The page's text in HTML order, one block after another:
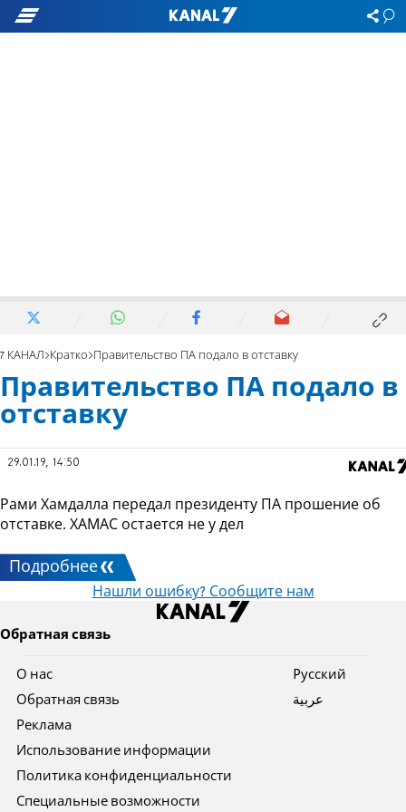
7 КАНАЛ Кратко Правительство ПА подало в отставку
Правительство ПА подало в
отставку
29.01.19, 14:50
Рами Хамдалла передал президенту ПА прошение об
отставке. ХАМАС остается не у дел
Подробнее
Нашли ошибку? Сообщите нам
Обратная связь
О нас
Обратная связь
Реклама
Использование информации
Политика конфиденциальности
Специальные возможности
Pусский
عربية